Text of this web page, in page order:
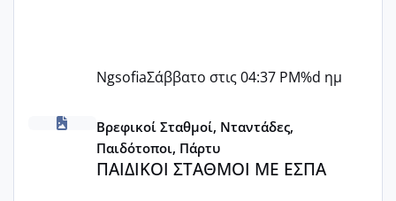
NgsofiaΣάββατο στις 04:37 PM%d ημ
ΠΑΙΔΙΚΟΙ ΣΤΑΘΜΟΙ ΜΕ ΕΣΠΑ
Βρεφικοί Σταθμοί, Νταντάδες,
Παιδότοποι, Πάρτυ
ΠΑΙΔΙΚΟΙ ΣΤΑΘΜΟΙ ΜΕ ΕΣΠΑ